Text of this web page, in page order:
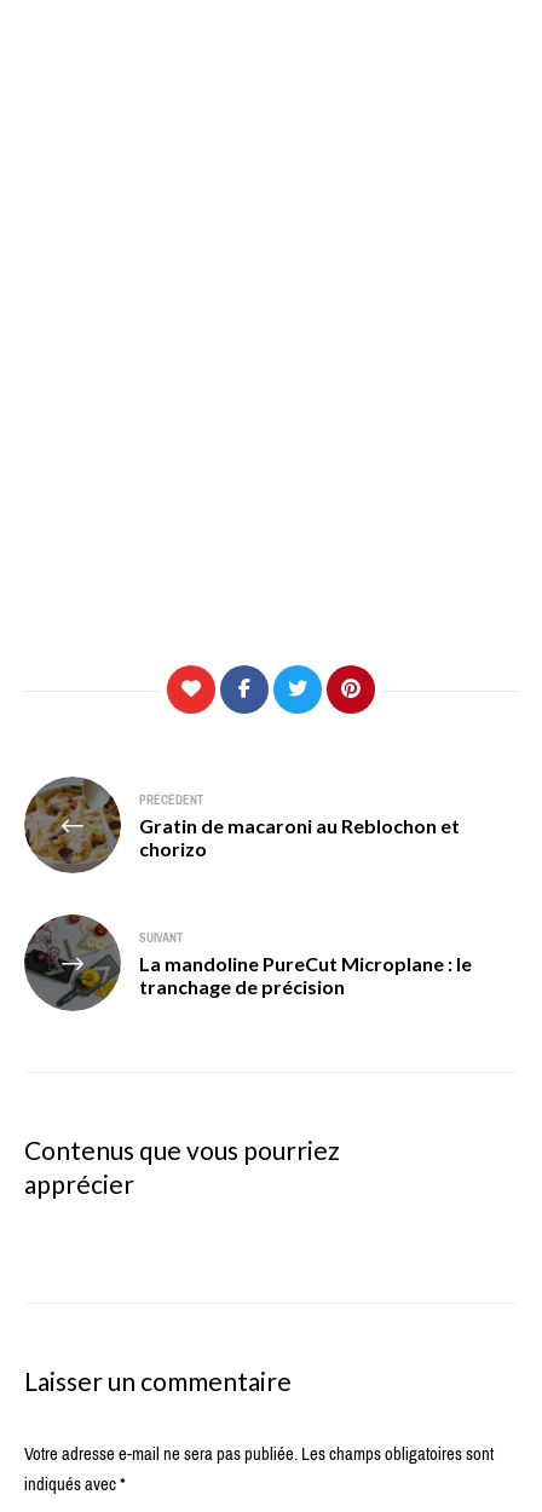
Navigation
de
l’article
PRÉCÉDENT
Gratin de macaroni au Reblochon et
chorizo
SUIVANT
La mandoline PureCut Microplane : le
tranchage de précision
Contenus que vous pourriez
apprécier
Laisser un commentaire
Votre adresse e-mail ne sera pas publiée.Les champs obligatoires sont
indiqués avec*